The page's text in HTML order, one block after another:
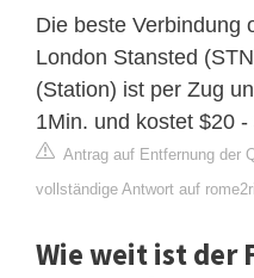
Die beste Verbindung
London Stansted
(Station) ist per Zug
1Min. und kostet $20 -
Antrag auf Entfernung der
vollständige Antwort auf
Wie weit ist der